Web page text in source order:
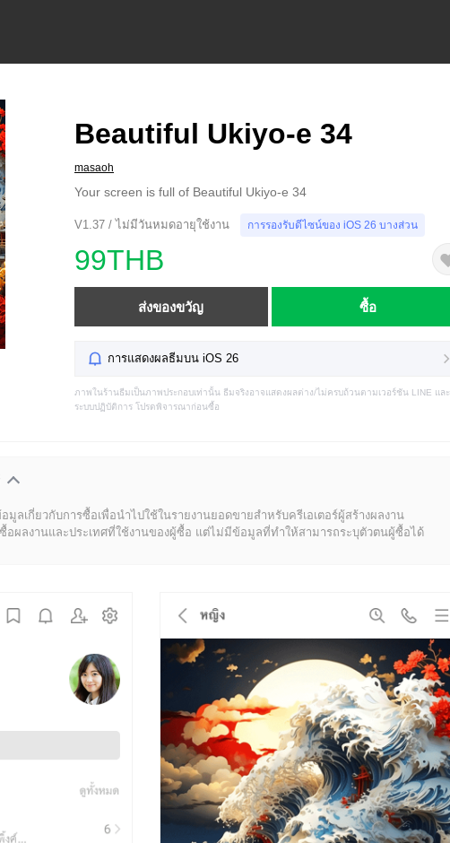
Beautiful Ukiyo-e 34
masaoh
Your screen is full of Beautiful Ukiyo-e 34
V1.37 / ไม่มีวันหมดอายุใช้งาน การรองรับดีไซน์ของ iOS 26 บางส่วน
99THB
ส่งของขวัญ ซื้อ
การแสดงผลธีมบน iOS 26
ภาพในร้านธีมเป็นภาพประกอบเท่านั้น ธีมจริงอาจแสดงผลต่าง/ไม่ครบถ้วนตามเวอร์ชัน LINE และ
ระบบปฏิบัติการ โปรดพิจารณาก่อนซื้อ
อมูลเกี่ยวกับการซื้อเพื่อนำไปใช้ในรายงานยอดขายสำหรับครีเอเตอร์ผู้สร้างผลงาน
ผลงานและประเทศที่ใช้งานของผู้ซื้อ แต่ไม่มีข้อมูลที่ทำให้สามารถระบุตัวตนผู้ซื้อได้